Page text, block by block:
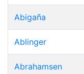
Abigaña
Ablinger
Abrahamsen